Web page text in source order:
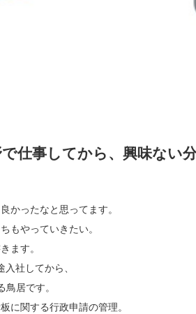
仕事してから、興味ない
かったなと思ってます。
もやっていきたい。
ます。
社してから、
鳥居です。
に関する行政申請の管理。